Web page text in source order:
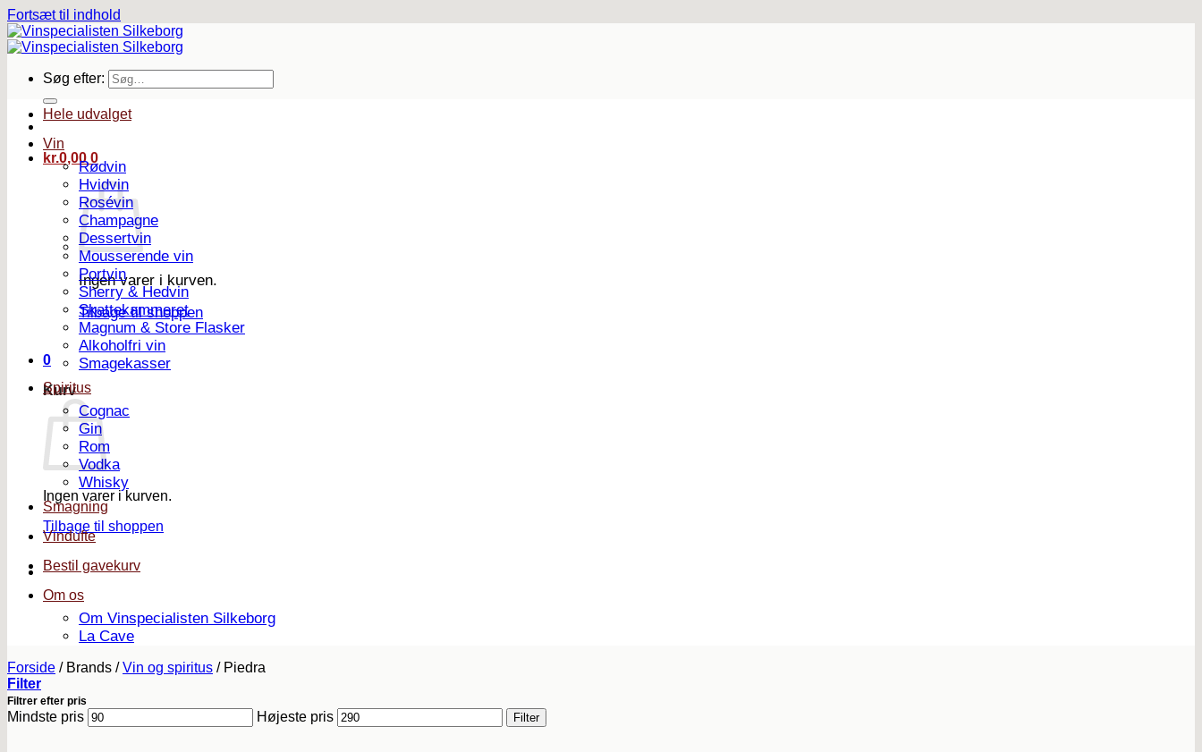
Fortsæt til indhold
Søg efter:
kr.0,00 0
Ingen varer i kurven.
Tilbage til shoppen
0
Kurv
Ingen varer i kurven.
Tilbage til shoppen
Hele udvalget
Vin
Rødvin
Hvidvin
Rosévin
Champagne
Dessertvin
Mousserende vin
Portvin
Sherry & Hedvin
Skattekammeret
Magnum & Store Flasker
Alkoholfri vin
Smagekasser
Spiritus
Cognac
Gin
Rom
Vodka
Whisky
Smagning
Vindufte
Bestil gavekurv
Om os
Om Vinspecialisten Silkeborg
La Cave
Forside /Brands / Vin og spiritus /Piedra
Filter
Filtrer efter pris
Mindste pris Højeste pris Filter